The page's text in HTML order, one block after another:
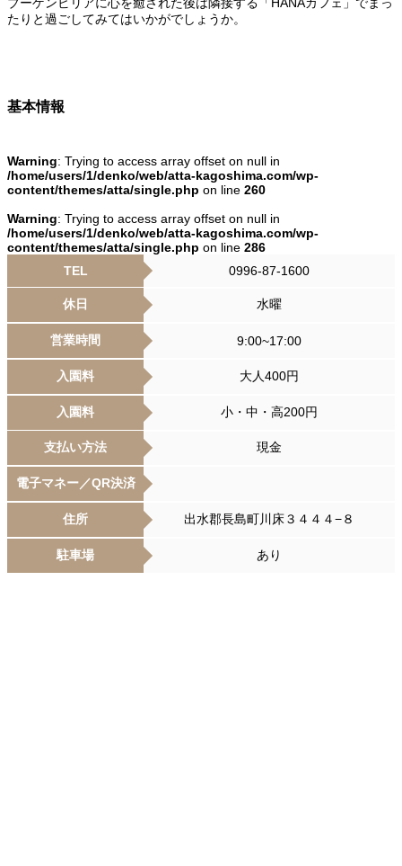
ブーゲンビリアに心を癒された後は隣接する「HANAカフェ」でまっ
たりと過ごしてみてはいかがでしょうか。
基本情報
Warning: Trying to access array offset on null in
/home/users/1/denko/web/atta-kagoshima.com/wp-
content/themes/atta/single.php on line 260
Warning: Trying to access array offset on null in
/home/users/1/denko/web/atta-kagoshima.com/wp-
content/themes/atta/single.php on line 286
TEL
0996-87-1600
休日 水曜
営業時間 9:00~17:00
入園料 大人400円
入園料 小・中・高200円
支払い方法 現金
電子マネー／QR決済
住所 出水郡長島町川床３４４４−８
駐車場 あり